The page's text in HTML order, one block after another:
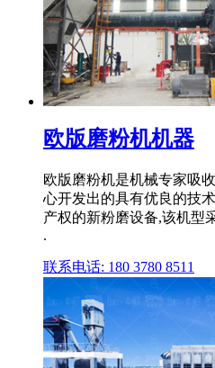
欧版磨粉机机器
欧版磨粉机是机械专家吸
心开发出的具有优良的技
产权的新粉磨设备,该机型
.
联系电话: 180 3780 8511